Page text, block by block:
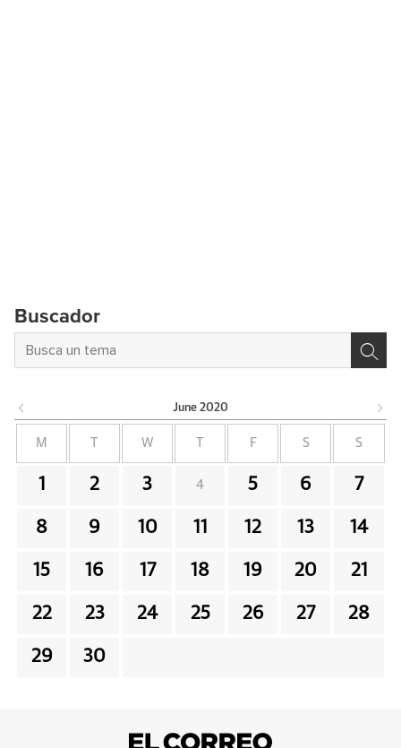
Buscador
June 2020
M T W T F S S
1 2 3 4 5 6 7
8 9 10 11 12 13 14
15 16 17 18 19 20 21
22 23 24 25 26 27 28
29 30